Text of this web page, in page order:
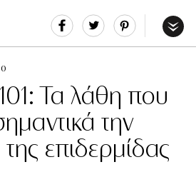
Share Tweet
Τα λάθη που
την
επιδερμίδας